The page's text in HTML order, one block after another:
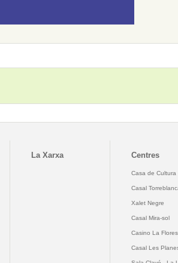
La Xarxa Centres
Casa de Cultura
Casal
Xalet Negre
Casal Mira-sol
Casino La
Casal Les